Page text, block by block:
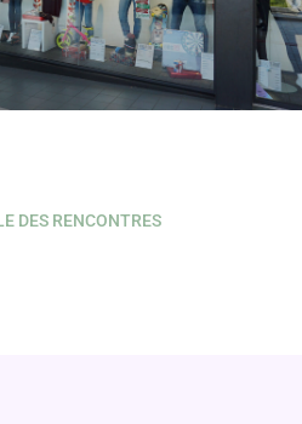
DES RENCONTRES